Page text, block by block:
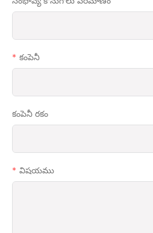
కంపెనీ
కంపెనీ రకం
విషయము